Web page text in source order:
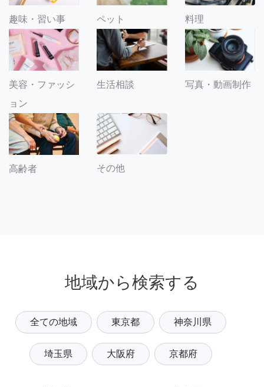
趣味・習い事 ペット 料理
美容・ファッシ
ョン
生活相談 写真・動画制作
高齢者 その他
地域から検索する
全ての地域 東京都 神奈川県
埼玉県 大阪府 京都府